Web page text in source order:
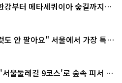
강부터 메타세쿼이아 숲길까지…
도 안 팔아요" 서울에서 가장 특별
울둘레길 9코스'로 숲속 피서 떠